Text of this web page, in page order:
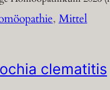
, Mittel
clematitis